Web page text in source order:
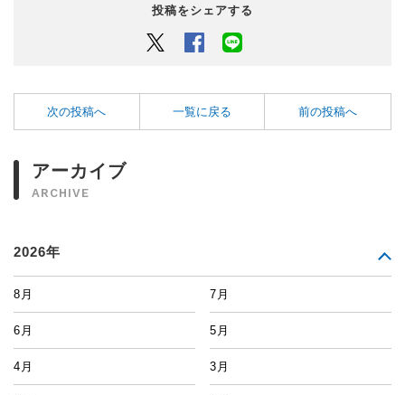
投稿をシェアする
Twitter Facebook
次の投稿へ 一覧に戻る 前の投稿へ
アーカイブ
ARCHIVE
2026年
8月 7月
6月 5月
4月 3月